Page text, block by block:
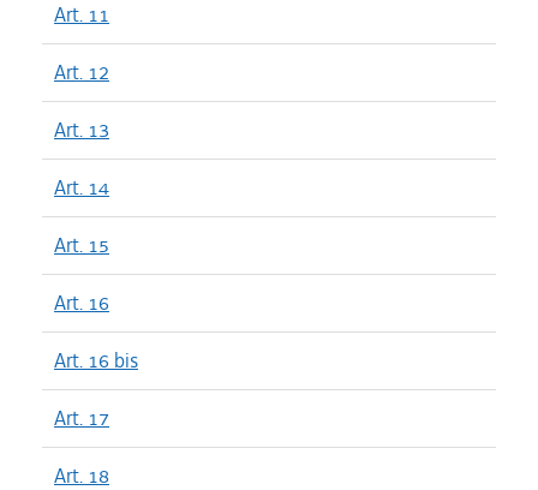
Art. 11
Art. 12
Art. 13
Art. 14
Art. 15
Art. 16
Art. 16 bis
Art. 17
Art. 18